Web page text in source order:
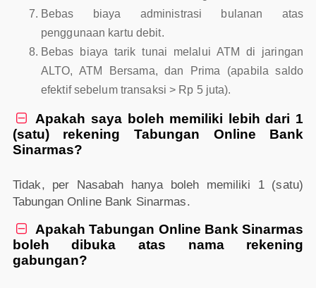
Bebas biaya administrasi bulanan atas
penggunaan kartu debit.
Bebas biaya tarik tunai melalui ATM di jaringan
ALTO, ATM Bersama, dan Prima (apabila saldo
efektif sebelum transaksi > Rp 5 juta).

Apakah saya boleh memiliki lebih dari 1
(satu) rekening Tabungan Online Bank
Sinarmas?
Tidak, per Nasabah hanya boleh memiliki 1 (satu)
Tabungan Online Bank Sinarmas.

Apakah Tabungan Online Bank Sinarmas
boleh dibuka atas nama rekening
gabungan?